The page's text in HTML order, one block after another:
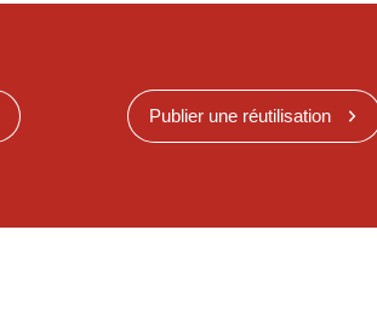
Publier une réutilisation